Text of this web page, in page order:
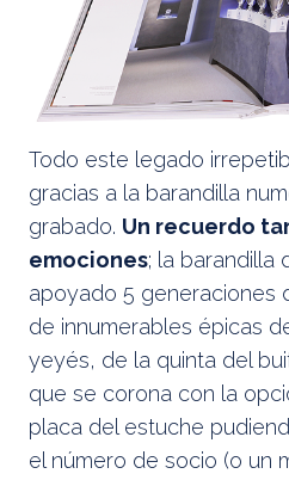
Todo este legado
gracias a la barandilla
grabado. Un recuerdo
emociones; la barandilla
apoyado 5 generaciones
de innumerables épicas
yeyés, de la quinta del
que se corona con la
placa del estuche
el número de socio (o un